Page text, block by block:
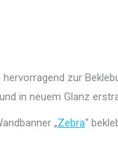
zur
in neuem Glanz
„Zebra“